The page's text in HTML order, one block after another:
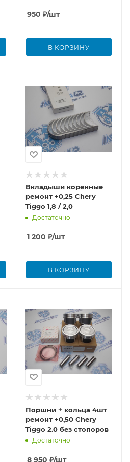
950 ₽/шт
В КОРЗИНУ
Вкладыши коренные
ремонт +0,25 Chery
Tiggo 1,8 / 2,0
Достаточно
1 200 ₽/шт
В КОРЗИНУ
Поршни + кольца 4шт
ремонт +0,50 Chery
Tiggo 2.0 без стопоров
Достаточно
8 950 ₽/шт